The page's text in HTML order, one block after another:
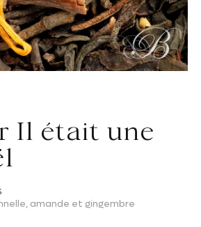
Il était une
amande et gingembre